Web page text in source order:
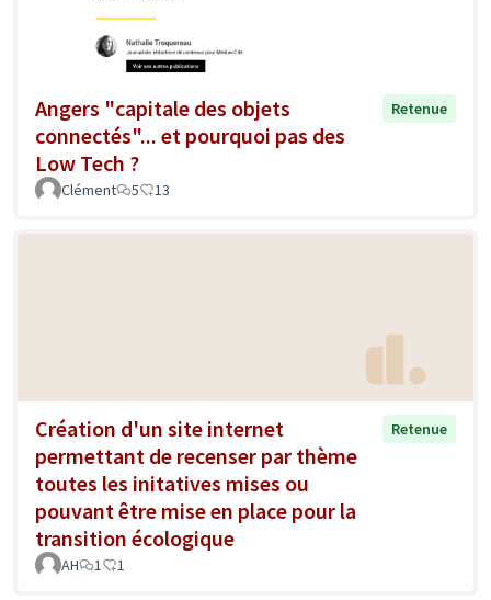
Angers "capitale des objets
connectés"... et pourquoi pas des
Low Tech ?
Retenue
Clément 5 13
Création d'un site internet
permettant de recenser par thème
toutes les initatives mises ou
pouvant être mise en place pour la
transition écologique
Retenue
AH 1 1